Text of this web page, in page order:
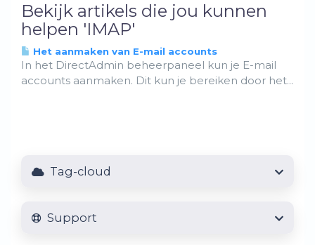
Bekijk artikels die jou kunnen
helpen 'IMAP'
Het aanmaken van E-mail accounts
In het DirectAdmin beheerpaneel kun je E-mail
accounts aanmaken. Dit kun je bereiken door het...
Tag-cloud
Support